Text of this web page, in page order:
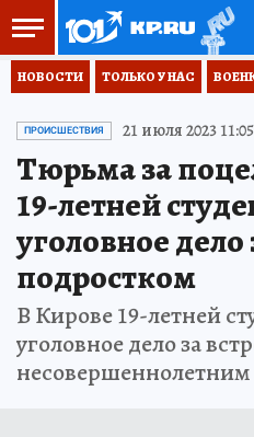
НОВОСТИ ТОЛЬКО У НАС
ПРОИСШЕСТВИЯ 21 июля 2023 11:05
Тюрьма за
19-летней
уголовное дело
подростком
В Кирове 19-летней
уголовное дело за
несовершеннолетним